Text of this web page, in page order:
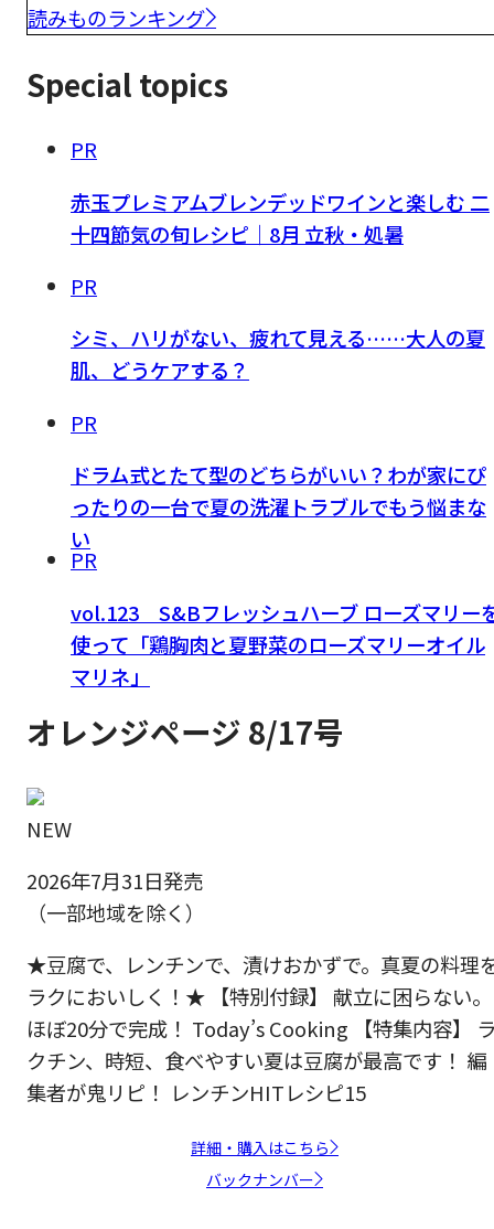
読みものランキング
Special topics
PR
赤玉プレミアムブレンデッドワインと楽しむ 二
十四節気の旬レシピ｜8月 立秋・処暑
PR
シミ、ハリがない、疲れて見える……大人の夏
肌、どうケアする？
PR
ドラム式とたて型のどちらがいい？わが家にぴ
ったりの一台で夏の洗濯トラブルでもう悩まな
い
PR
vol.123 S&Bフレッシュハーブ ローズマリー
使って「鶏胸肉と夏野菜のローズマリーオイル
マリネ」
オレンジページ 8/17号
NEW
2026年7月31日発売
（一部地域を除く）
★豆腐で、レンチンで、漬けおかずで。真夏の料理
ラクにおいしく！★ 【特別付録】 献立に困らない。
ほぼ20分で完成！ Today’s Cooking 【特集内容】
クチン、時短、食べやすい夏は豆腐が最高です！ 編
集者が鬼リピ！ レンチンHITレシピ15
詳細・購入はこちら
バックナンバー